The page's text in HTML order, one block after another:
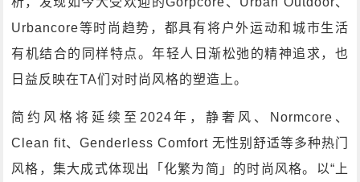
Urbancore等时尚趋势，都具有将户外运动和城市生活
有机结合的同样特点。年轻人日渐松弛的精神追求，也
日益反映在TA们对时尚风格的塑造上。
简约风格将延续至2024年，静奢风、Normcore、
Clean fit、Genderless Comfort 无性别舒适等多种热门
风格，集大成式体现出「化繁为简」的时尚风格。以“上